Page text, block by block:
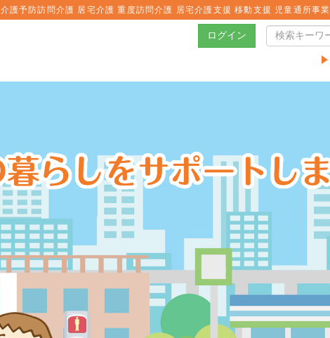
護予防訪問介護 居宅介護 重度訪問介護 居宅介護支援 移動支援 児童通所事業
ログイン